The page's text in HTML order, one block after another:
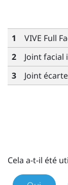
1
VIVE Full
2
Joint
3
Joint
Cela a-t-il été